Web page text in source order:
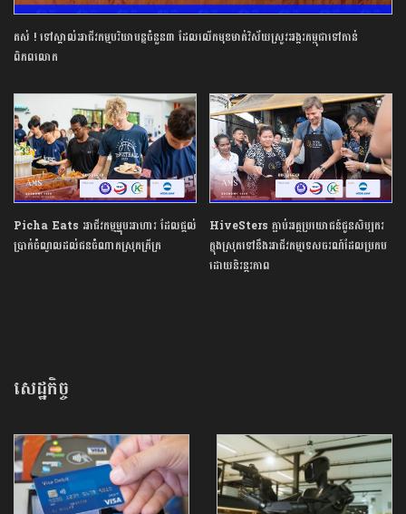
តស់ ! ទៅស្គាល់អាជីវកម្មបរិយាបន្នចំនួន៣ ដែលលើកមុខមាត់វិស័យស្រូវអង្ករកម្ពុជាទៅកាន់
ពិភពលោក
Picha Eats អាជីវកម្មម្ហុបអាហារ​ ដែលផ្តល់
ប្រាក់ចំណូលដល់ជនចំណាកស្រុកក្រីក្រ
HiveSters ភ្ជាប់អត្ថប្រយោជន៍ជូនសិប្បករ
ក្នុងស្រុកទៅនឹងអាជីវកម្មទេសចរណ៍ដែលប្រកប
ដោយនិរន្តរភាព
សេដ្ឋកិច្ច